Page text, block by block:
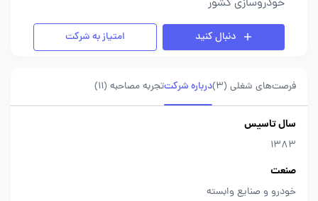
خودروسازی کشور
دنبال کنید امتیاز به شرکت
فرصت‌های شغلی (3) درباره شرکتتجربه مصاحبه (11)
سال تاسیس
1383
صنعت
خودرو و صنایع وابسته